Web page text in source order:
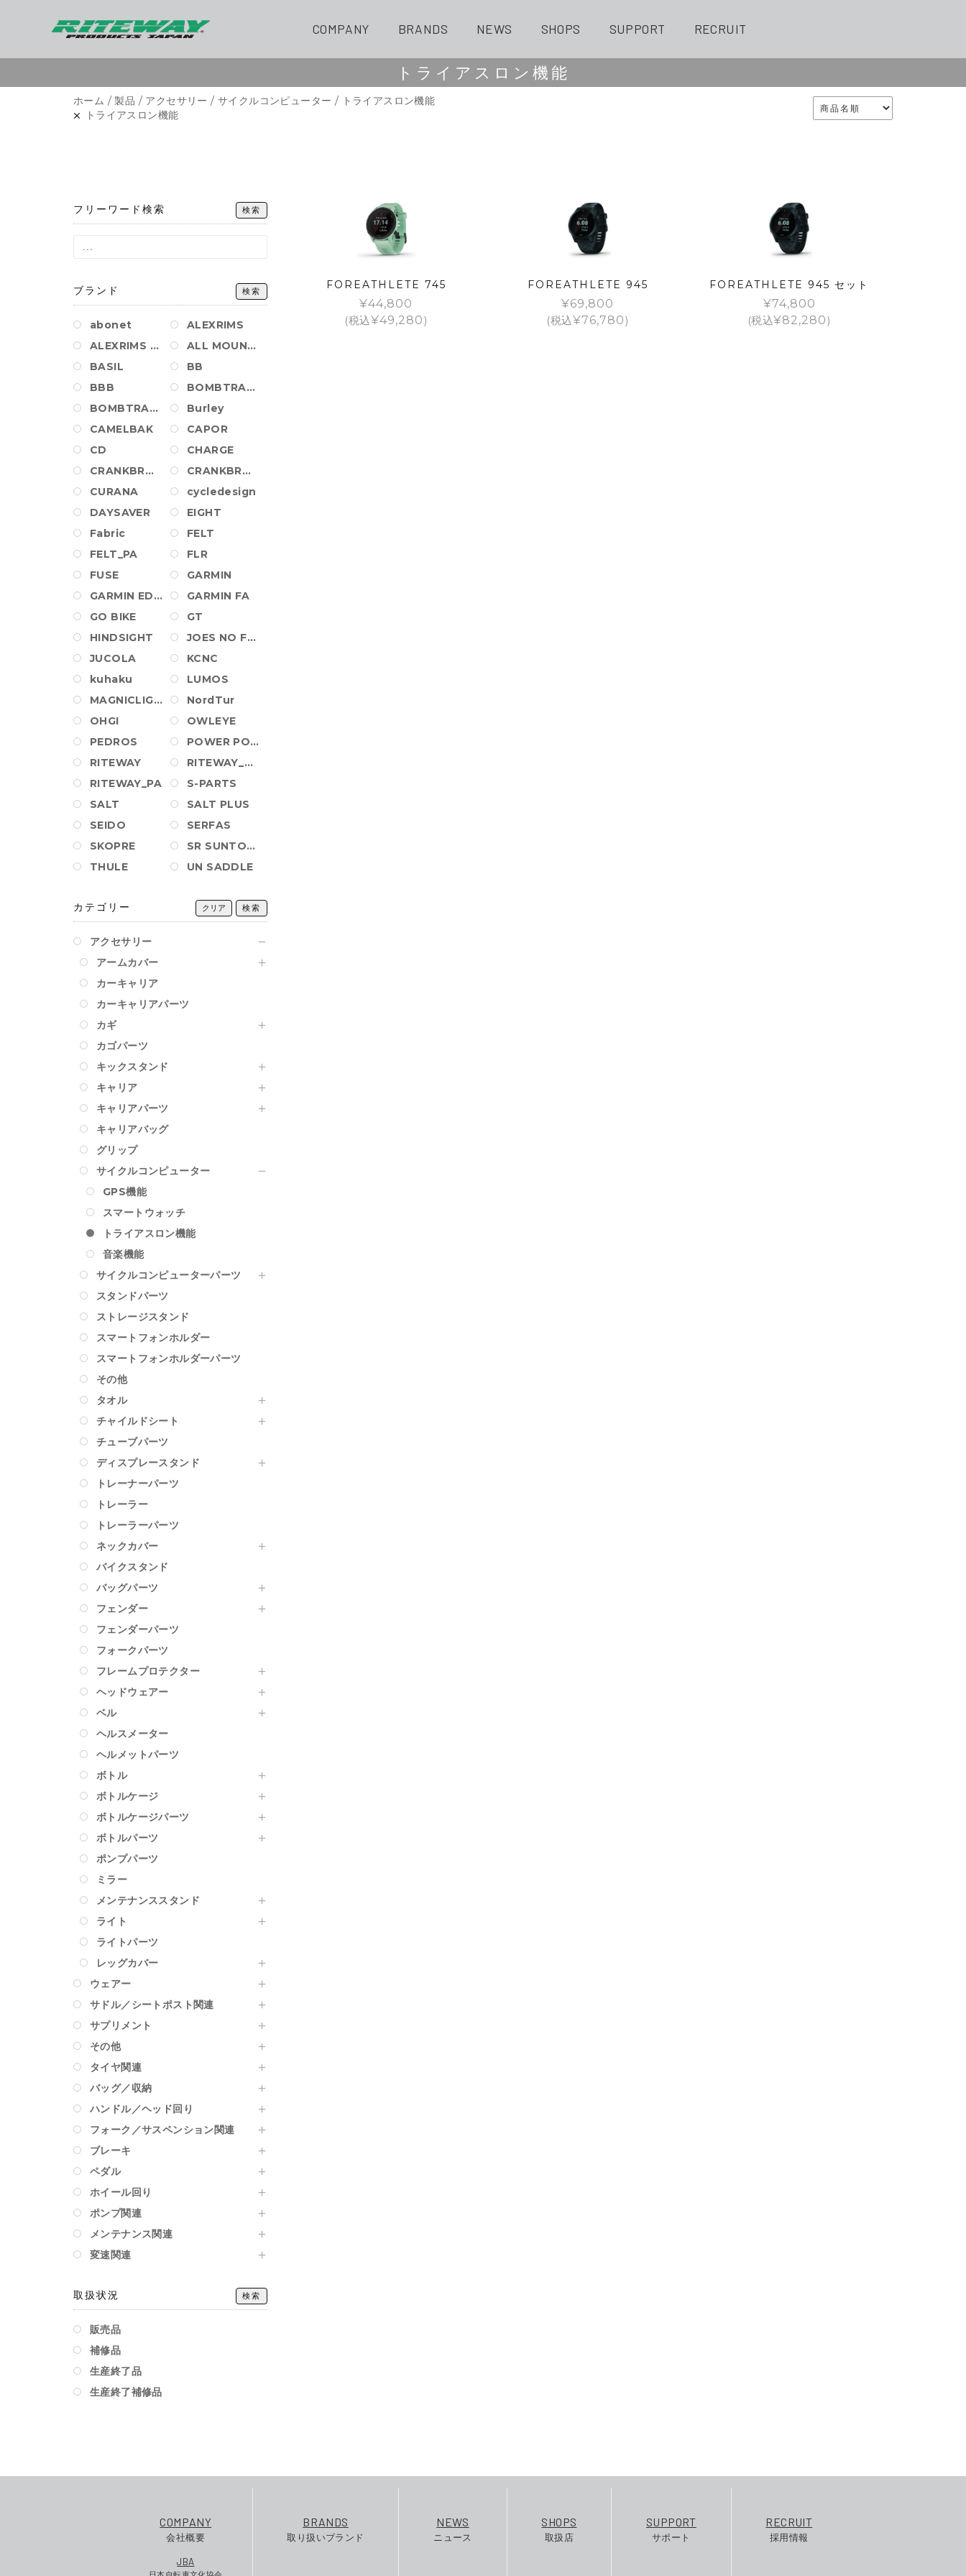
COMPANY BRANDS NEWS SHOPS SUPPORT RECRUIT
トライアスロン機能
ホーム /製品 / アクセサリー /サイクルコンピューター / トライアスロン機能
FOREATHLETE 745
¥44,800
(税込¥49,280)
FOREATHLETE 945
¥69,800
(税込¥76,780)
FOREATHLETE 945 セット
¥74,800
(税込¥82,280)
トライアスロン機能
フリーワード検索 検索
ブランド 検索
abonet
ALEXRIMS
ALEXRIMS WHEEL
ALL MOUNTAIN STYLE
BASIL
BB
BBB
BOMBTRACK
BOMBTRACK_PA
Burley
CAMELBAK
CAPOR
CD
CHARGE
CRANKBROTHERS
CRANKBROTHERS SHOES
CURANA
cycledesign
DAYSAVER
EIGHT
Fabric
FELT
FELT_PA
FLR
FUSE
GARMIN
GARMIN EDGE
GARMIN FA
GO BIKE
GT
HINDSIGHT
JOES NO FLATS
JUCOLA
KCNC
kuhaku
LUMOS
MAGNICLIGHT
NordTur
OHGI
OWLEYE
PEDROS
POWER POSITION BALL
RITEWAY
RITEWAY_AM_PA
RITEWAY_PA
S-PARTS
SALT
SALT PLUS
SEIDO
SERFAS
SKOPRE
SR SUNTOUR
THULE
UN SADDLE
カテゴリー クリア 検索
アクセサリー
アームカバー
カーキャリア
カーキャリアパーツ
カギ
カゴパーツ
キックスタンド
キャリア
キャリアパーツ
キャリアバッグ
グリップ
サイクルコンピューター
GPS機能
スマートウォッチ
トライアスロン機能
音楽機能
サイクルコンピューターパーツ
スタンドパーツ
ストレージスタンド
スマートフォンホルダー
スマートフォンホルダーパーツ
その他
タオル
チャイルドシート
チューブパーツ
ディスプレースタンド
トレーナーパーツ
トレーラー
トレーラーパーツ
ネックカバー
バイクスタンド
バッグパーツ
フェンダー
フェンダーパーツ
フォークパーツ
フレームプロテクター
ヘッドウェアー
ベル
ヘルスメーター
ヘルメットパーツ
ボトル
ボトルケージ
ボトルケージパーツ
ボトルパーツ
ポンプパーツ
ミラー
メンテナンススタンド
ライト
ライトパーツ
レッグカバー
ウェアー
サドル／シートポスト関連
サプリメント
その他
タイヤ関連
バッグ／収納
ハンドル／ヘッド回り
フォーク／サスペンション関連
ブレーキ
ペダル
ホイール回り
ポンプ関連
メンテナンス関連
変速関連
取扱状況 検索
販売品
補修品
生産終了品
生産終了補修品
COMPANY
会社概要
JBA
日本自転車文化協会
BRANDS
取り扱いブランド
NEWS
ニュース
SHOPS
取扱店
SUPPORT
サポート
RECRUIT
採用情報